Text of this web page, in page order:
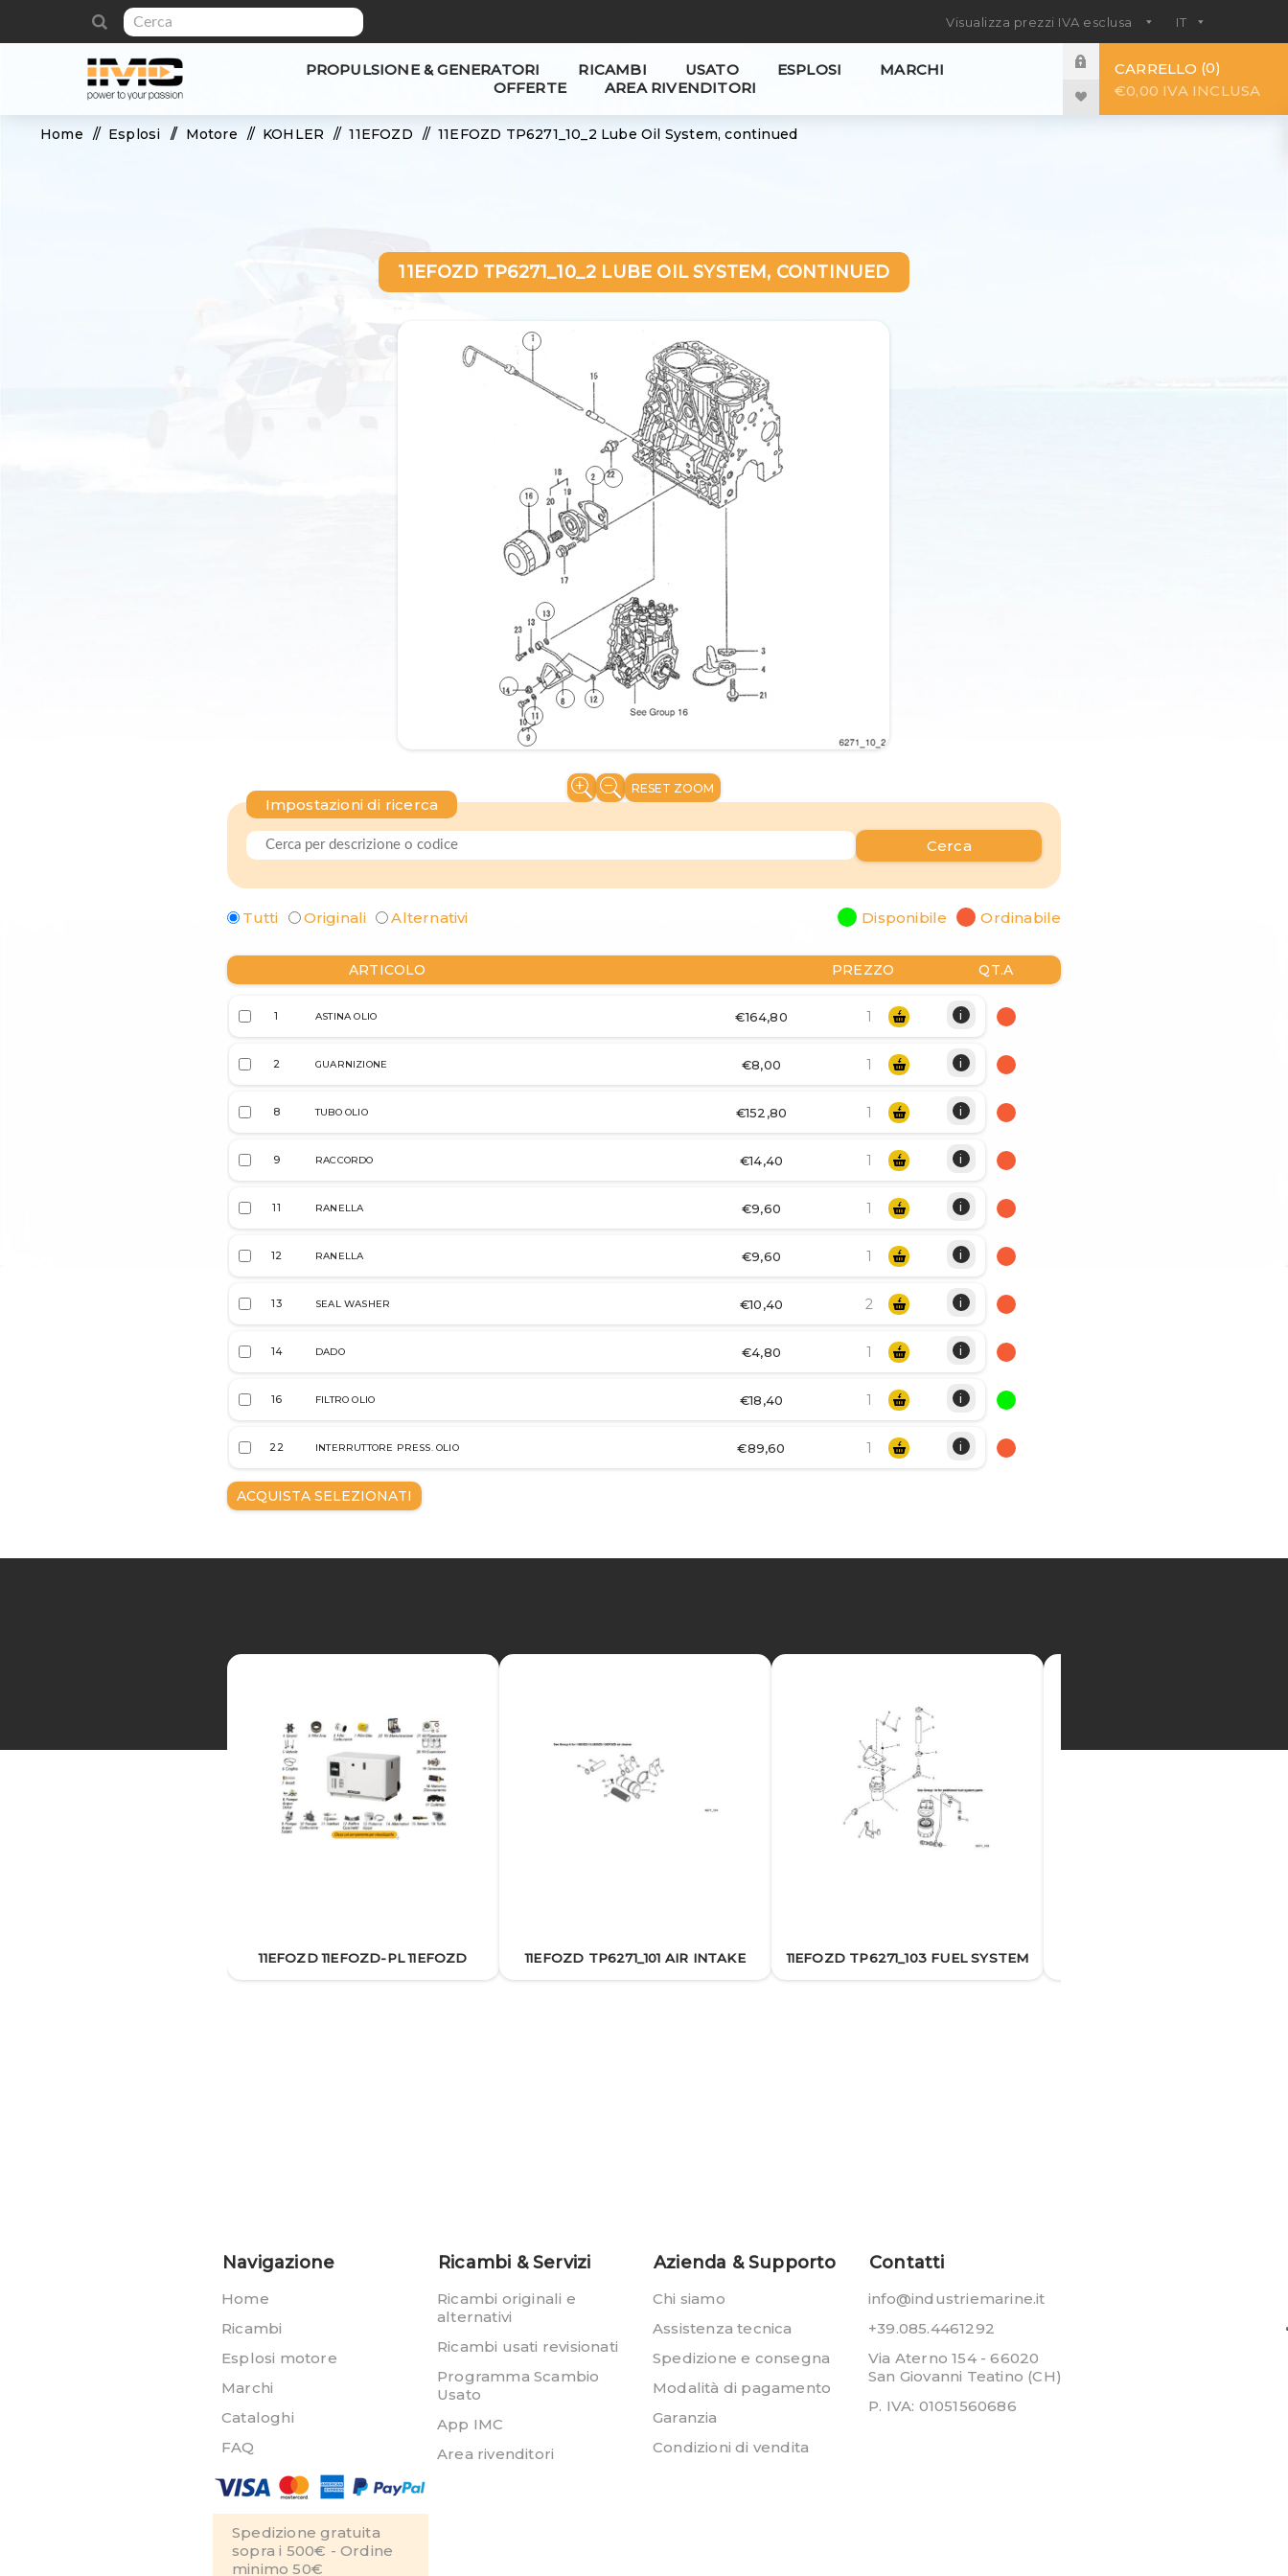
PROPULSIONE & GENERATORI RICAMBI USATO ESPLOSI
MARCHI
OFFERTE
AREA RIVENDITORI
CARRELLO 0
€0,00 IVA INCLUSA
Home / Esplosi / Motore / KOHLER / 11EFOZD / 11EFOZD TP6271_10_2 Lube Oil System, continued
11EFOZD TP6271_10_2 LUBE OIL SYSTEM, CONTINUED
RESET ZOOM
Cerca
Impostazioni di ricerca
Tutti Originali Alternativi Disponibile Ordinabile
ARTICOLO PREZZO QT.A
1 ASTINA OLIO €164,80 i
2 GUARNIZIONE €8,00 i
8 TUBO OLIO €152,80 i
9 RACCORDO €14,40 i
11 RANELLA €9,60 i
12 RANELLA €9,60 i
13 SEAL WASHER €10,40 i
14 DADO €4,80 i
16 FILTRO OLIO €18,40 i
22 INTERRUTTORE PRESS. OLIO €89,60 i
ACQUISTA SELEZIONATI
11EFOZD 11EFOZD-PL 11EFOZD 11EFOZD TP6271_101 AIR INTAKE 11EFOZD TP6271_103 FUEL SYSTEM
Navigazione
Home
Ricambi
Esplosi motore
Marchi
Cataloghi
FAQ
Spedizione gratuita
sopra i 500€ - Ordine
minimo 50€
Ricambi & Servizi
Ricambi originali e
alternativi
Ricambi usati revisionati
Programma Scambio
Usato
App IMC
Area rivenditori
Azienda & Supporto
Chi siamo
Assistenza tecnica
Spedizione e consegna
Modalità di pagamento
Garanzia
Condizioni di vendita
Contatti
info@industriemarine.it
+39.085.4461292
Via Aterno 154 - 66020
San Giovanni Teatino (CH)
P. IVA: 01051560686